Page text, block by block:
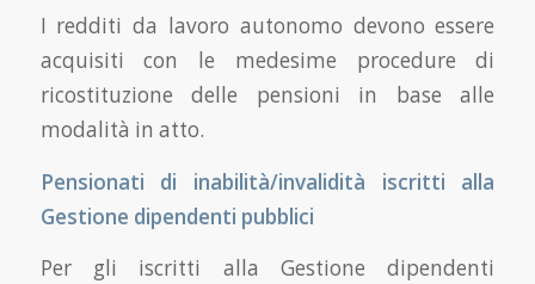
I redditi da lavoro autonomo devono essere
acquisiti con le medesime procedure di
ricostituzione delle pensioni in base alle
modalità in atto.
Pensionati di inabilità/invalidità iscritti alla
Gestione dipendenti pubblici
Per gli iscritti alla Gestione dipendenti